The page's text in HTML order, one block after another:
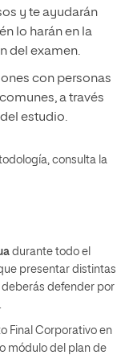
y te ayudarán
lo harán en la
del examen.
con personas
a través
estudio.
consulta la
durante todo el
presentar distintas
defender por
Final Corporativo en
módulo del plan de